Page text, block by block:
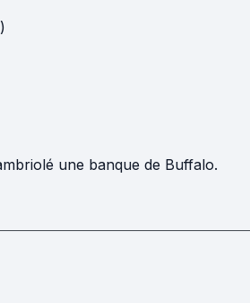
une banque de Buffalo.